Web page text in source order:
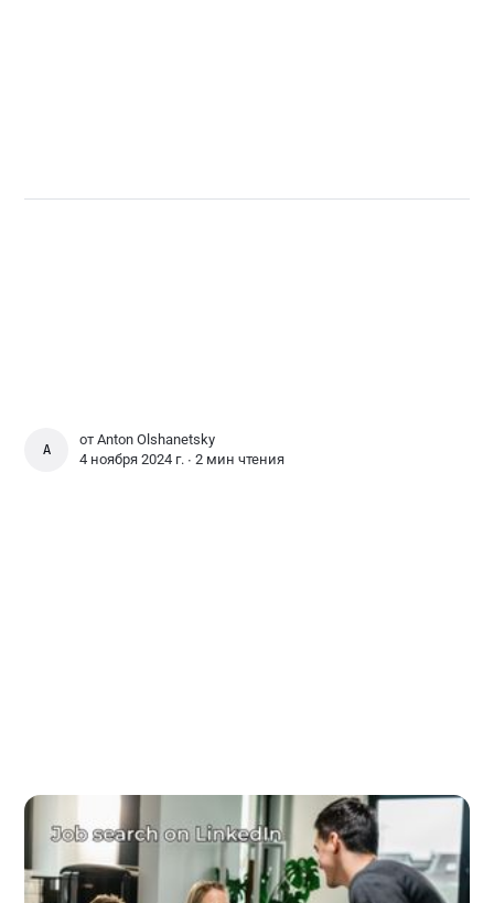
ANTON OLSHANETSKY
отAnton Olshanetsky
4 ноября 2024 г. ∙2 мин чтения